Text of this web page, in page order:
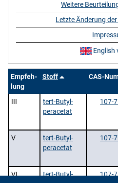
Empfeh-
lung
Stoff CAS-
III
tert-Butyl-
peracetat
107-
V
tert-Butyl-
peracetat
107-
VI
tert-Butyl-
107-
Weitere
Letzte Änderung
English